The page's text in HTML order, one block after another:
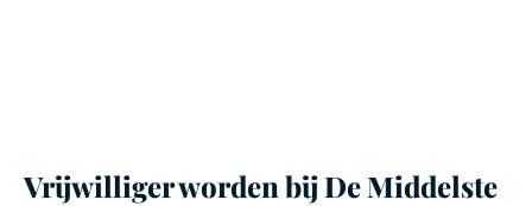
Vrijwilliger worden bij De Middelste